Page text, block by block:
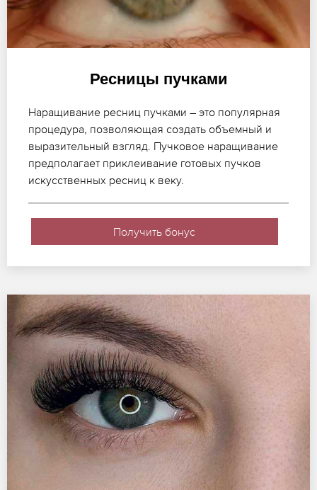
Ресницы пучками
Наращивание ресниц пучками – это популярная
процедура, позволяющая создать объемный и
выразительный взгляд. Пучковое наращивание
предполагает приклеивание готовых пучков
искусственных ресниц к веку.
Получить бонус